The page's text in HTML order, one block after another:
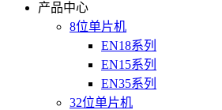
产品中心
8位单片机
EN18系列
EN15系列
EN35系列
32位单片机